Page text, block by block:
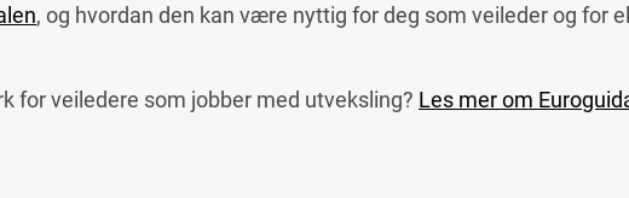
, og hvordan den kan være nyttig for deg som veileder og for
for veiledere som jobber med utveksling? Les mer om